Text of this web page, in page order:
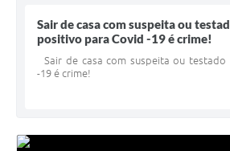
Sair de casa com suspeita ou
positivo para Covid -19 é crime!
Sair de casa com suspeita ou testado
-19 é crime!